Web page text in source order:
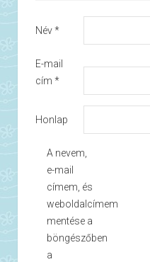
Név*
E-mail
cím *
Honlap
A nevem,
e-mail
címem, és
weboldalcímem
mentése a
böngészőben
a